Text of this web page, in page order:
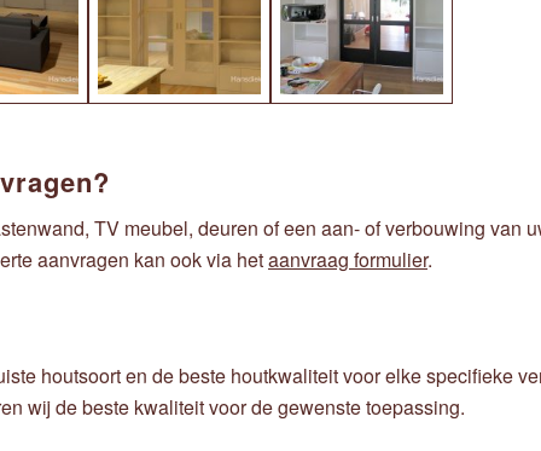
TV meubel, deuren of een aan- of verbouwing van
aanvragen kan ook via hetaanvraag formulier.
houtsoort en de beste houtkwaliteit voor elke specifieke
wij de beste kwaliteit voor de gewenste toepassing.